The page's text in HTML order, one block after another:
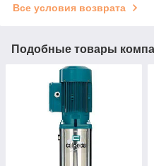
Все условия возврата
Подобные товары